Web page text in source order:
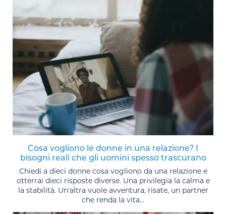
Cosa vogliono le donne in una relazione? I
bisogni reali che gli uomini spesso trascurano
Chiedi a dieci donne cosa vogliono da una relazione e
otterrai dieci risposte diverse. Una privilegia la calma e
la stabilità. Un'altra vuole avventura, risate, un partner
che renda la vita...